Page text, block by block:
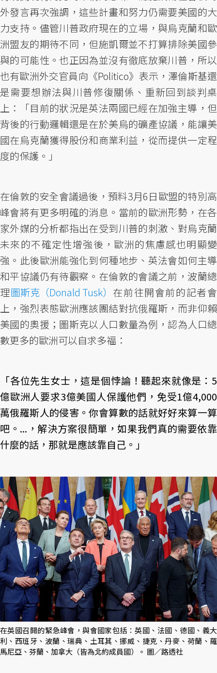
外發言再次強調，這些計畫和努力仍需要美國的大
力支持。儘管川普政府現在的立場，與烏克蘭和歐
洲盟友的期待不同，但施凱爾並不打算排除美國參
與的可能性。也正因為並沒有徹底放棄川普，所以
也有歐洲外交官員向《Politico》表示，澤倫斯基還
是需要想辦法與川普修復關係、重新回到談判桌
上：「目前的狀況是英法兩國已經在加強主導，但
背後的行動邏輯還是在於美烏的礦產協議，能讓美
國在烏克蘭獲得股份和商業利益，從而提供一定程
度的保護。」
在倫敦的安全會議過後，預料3月6日歐盟的特別高
峰會將有更多明確的消息。當前的歐洲形勢，在各
家外媒的分析都指出在受到川普的刺激、對烏克蘭
未來的不確定性增強後，歐洲的焦慮感也明顯變
強。此後歐洲能強化到何種地步、英法會如何主導
和平協議仍有待觀察。在倫敦的會議之前，波蘭總
理圖斯克（Donald Tusk） 在前往開會前的記者會
上，強烈表態歐洲應該團結對抗俄羅斯，而非仰賴
美國的奧援；圖斯克以人口數量為例，認為人口總
數更多的歐洲可以自求多福：
「各位先生女士，這是個悖論！聽起來就像是：5
億歐洲人要求3億美國人保護他們，免受1億4,000
萬俄羅斯人的侵害。你會算數的話就好好來算一算
吧。...，解決方案很簡單，如果我們真的需要依靠
什麼的話，那就是應該靠自己。」
在英國召開的緊急峰會，與會國家包括：英國、法國、德國、義大
利、西班牙、波蘭、瑞典、土耳其、挪威、捷克、丹麥、荷蘭、羅
馬尼亞、芬蘭、加拿大（皆為北約成員國）。 圖／路透社